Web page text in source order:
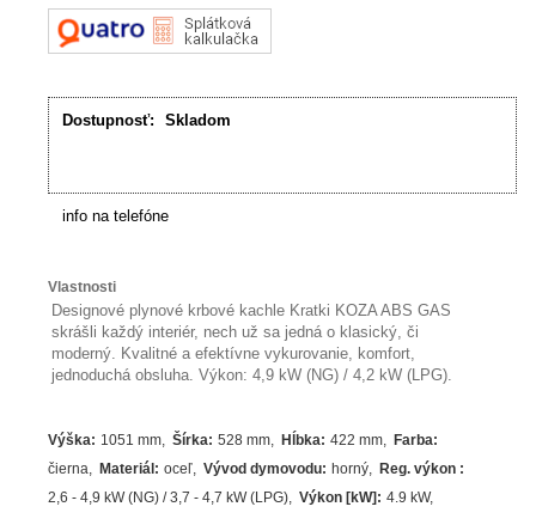
Dostupnosť: Skladom
info na telefóne
Vlastnosti
Designové plynové krbové kachle Kratki KOZA ABS GAS
skrášli každý interiér, nech už sa jedná o klasický, či
moderný. Kvalitné a efektívne vykurovanie, komfort,
jednoduchá obsluha. Výkon: 4,9 kW (NG) / 4,2 kW (LPG).
Výška: 1051 mm Šírka: 528 mm Hĺbka: 422 mm Farba:
čierna
Materiál : oceľ Vývod dymovodu: horný Reg. výkon :
2,6 - 4,9 kW (NG) / 3,7 - 4,7 kW (LPG)
Výkon [kW] : 4.9 kW